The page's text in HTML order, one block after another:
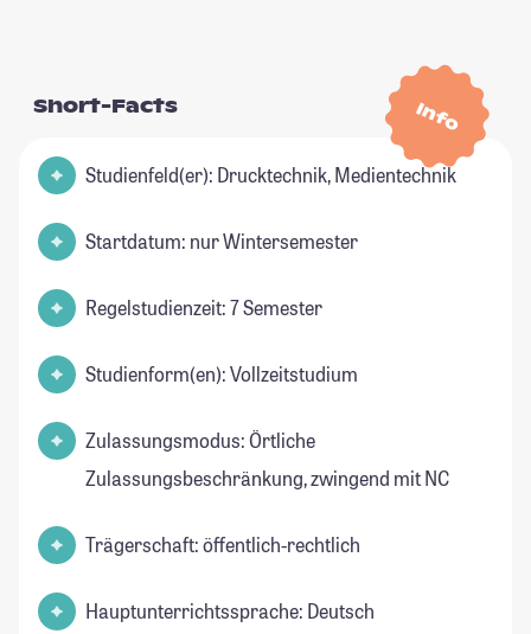
Info
Short-Facts
Studienfeld(er): Drucktechnik, Medientechnik
Startdatum: nur Wintersemester
Regelstudienzeit: 7 Semester
Studienform(en): Vollzeitstudium
Zulassungsmodus: Örtliche
Zulassungsbeschränkung, zwingend mit NC
Trägerschaft: öffentlich-rechtlich
Hauptunterrichtssprache: Deutsch